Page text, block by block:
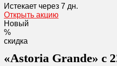
Истекает через 7 дн.
Открыть акцию
Новый
%
скидка
«Astoria Grande» с